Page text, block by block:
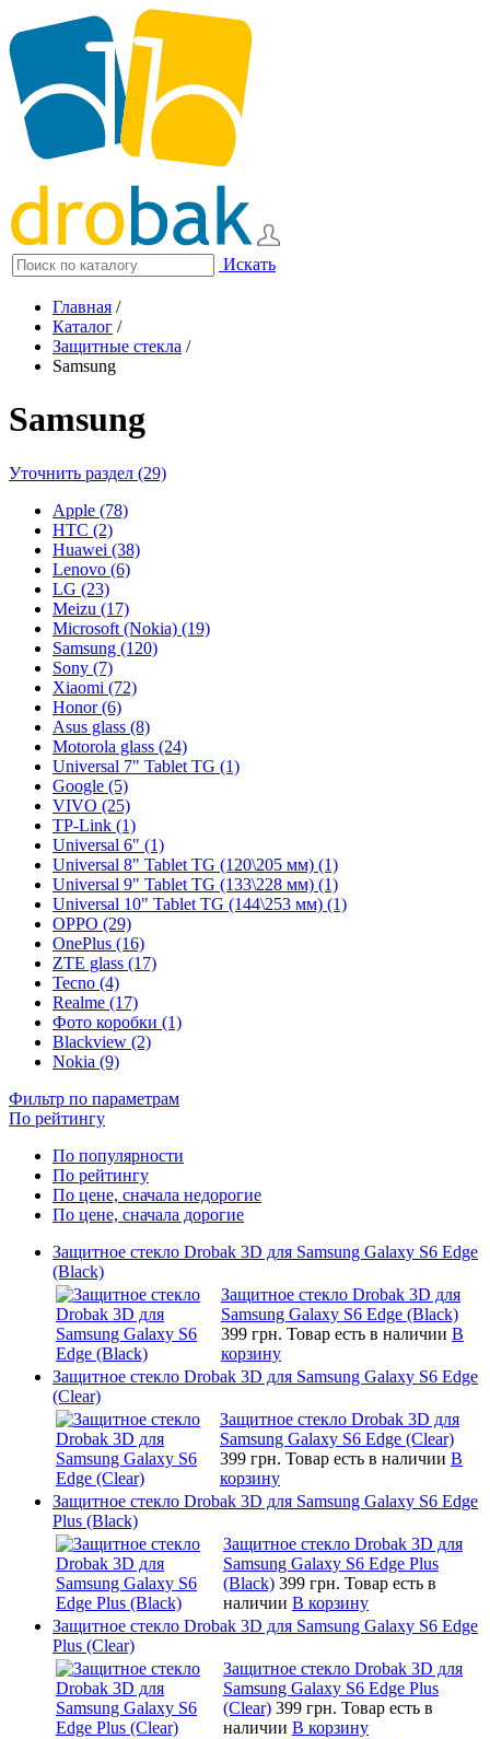
Искать
Главная /
Каталог /
Защитные стекла /
Samsung
Samsung
Уточнить раздел (29)
Apple (78)
HTC (2)
Huawei (38)
Lenovo (6)
LG (23)
Meizu (17)
Microsoft (Nokia) (19)
Samsung (120)
Sony (7)
Xiaomi (72)
Honor (6)
Asus glass (8)
Motorola glass (24)
Universal 7" Tablet TG (1)
Google (5)
VIVO (25)
TP-Link (1)
Universal 6" (1)
Universal 8" Tablet TG (120\205 мм) (1)
Universal 9" Tablet TG (133\228 мм) (1)
Universal 10" Tablet TG (144\253 мм) (1)
OPPO (29)
OnePlus (16)
ZTE glass (17)
Tecno (4)
Realme (17)
Фото коробки (1)
Blackview (2)
Nokia (9)
Фильтр по параметрам
По рейтингу
По популярности
По рейтингу
По цене, сначала недорогие
По цене, сначала дорогие
Защитное стекло Drobak 3D для Samsung Galaxy S6 Edge
(Black)
Защитное стекло Drobak 3D для
Samsung Galaxy S6 Edge (Black)
399 грн. Товар есть в наличии В
корзину
Защитное стекло Drobak 3D для Samsung Galaxy S6 Edge
(Clear)
Защитное стекло Drobak 3D для
Samsung Galaxy S6 Edge (Clear)
399 грн. Товар есть в наличии В
корзину
Защитное стекло Drobak 3D для Samsung Galaxy S6 Edge
Plus (Black)
Защитное стекло Drobak 3D для
Samsung Galaxy S6 Edge Plus
(Black) 399 грн. Товар есть в
наличии В корзину
Защитное стекло Drobak 3D для Samsung Galaxy S6 Edge
Plus (Clear)
Защитное стекло Drobak 3D для
Samsung Galaxy S6 Edge Plus
(Clear) 399 грн. Товар есть в
наличии В корзину